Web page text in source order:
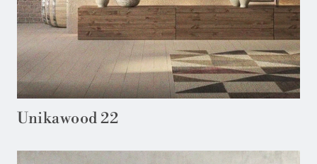
Unikawood 22